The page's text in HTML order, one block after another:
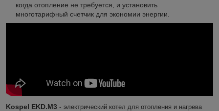
когда отопление не требуется, и установить
многотарифный счетчик для экономии энергии.
Kospel EKD.M3 - электрический котел для отопления и нагрева